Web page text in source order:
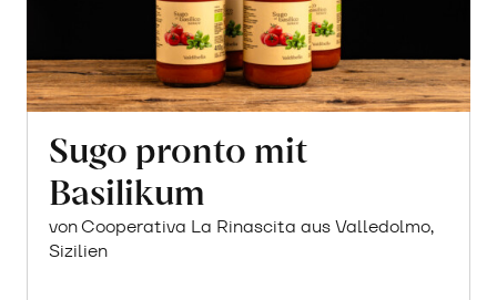
Sugo pronto mit
Basilikum
von Cooperativa La Rinascita aus Valledolmo,
Sizilien